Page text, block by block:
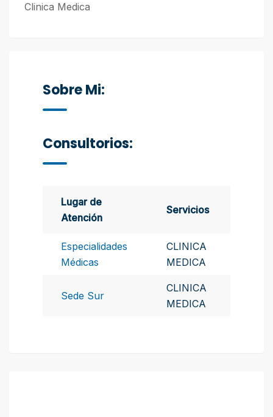
Clinica Medica
Sobre Mi:
Consultorios:
Lugar de
Atención
Servicios
Especialidades
Médicas
CLINICA
MEDICA
Sede Sur
CLINICA
MEDICA